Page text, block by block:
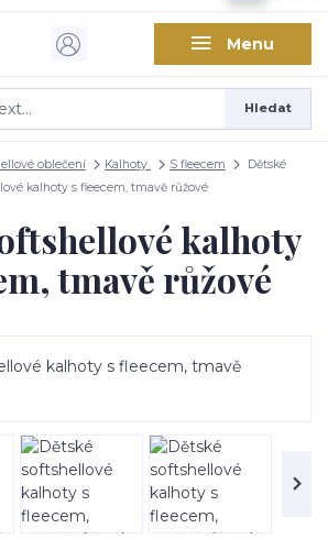
Menu
Hledat
oblečení Kalhoty S fleecem
Dětské
kalhoty s fleecem, tmavě růžové
kalhoty
tmavě růžové